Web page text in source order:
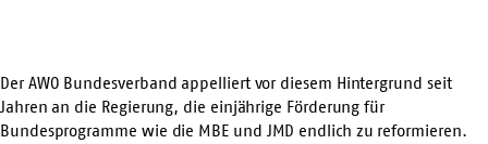
Der AWO Bundesverband appelliert vor diesem Hintergrund seit
Jahren an die Regierung, die einjährige Förderung für
Bundesprogramme wie die MBE und JMD endlich zu reformieren.